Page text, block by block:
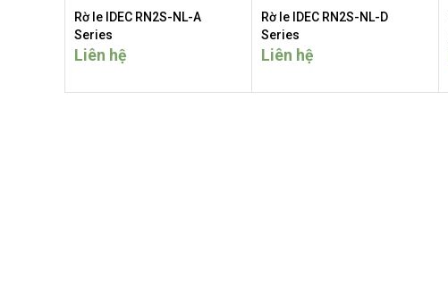
Rờ le IDEC RN2S-NL-A
Series
Liên hệ
Rờ le IDEC RN2S-NL-D
Series
Liên hệ